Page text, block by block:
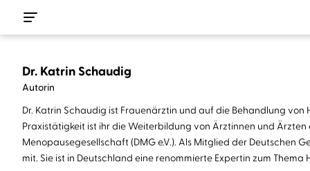
Dr. Katrin Schaudig
Autorin
Dr. Katrin Schaudig ist Frauenärztin und auf die Behandlung
Praxistätigkeit ist ihr die Weiterbildung von Ärztinnen und Ärzten
Menopausegesellschaft (DMG e.V.). Als Mitglied der Deutschen
mit. Sie ist in Deutschland eine renommierte Expertin zum Thema